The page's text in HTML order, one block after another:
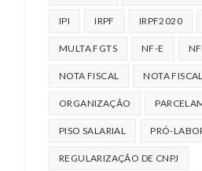
IPI IRPF IRPF2020
MULTA FGTS NF-E
NOTA FISCAL NOTA
ORGANIZAÇÃO
PISO SALARIAL PRÓ-
REGULARIZAÇÃO DE CNPJ